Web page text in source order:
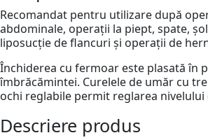
Recomandat pentru utilizare după
abdominale, operații la piept, spate,
liposucție de flancuri și operații de
Închiderea cu fermoar este plasată în
îmbrăcămintei. Curelele de umăr cu
ochi reglabile permit reglarea nivelului
Descriere produs